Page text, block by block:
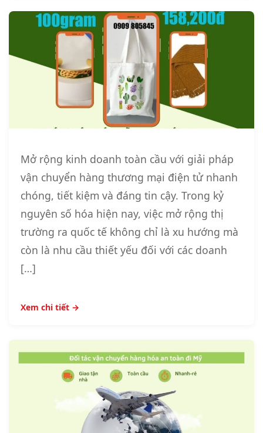
Mở rộng kinh doanh toàn cầu với giải pháp
vận chuyển hàng thương mại điện tử nhanh
chóng, tiết kiệm và đáng tin cậy. Trong kỷ
nguyên số hóa hiện nay, việc mở rộng thị
trường ra quốc tế không chỉ là xu hướng mà
còn là nhu cầu thiết yếu đối với các doanh
[…]
Xem chi tiết →